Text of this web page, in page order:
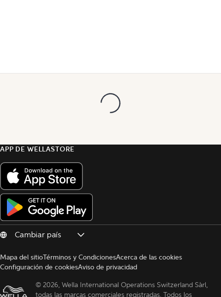
APP DE WELLASTORE
Mapa del sitioTérminos y CondicionesAcerca de las cookies
Configuración de cookiesAviso de privacidad
© 2026, Wella International Operations Switzerland Sàrl,
todas las marcas comerciales registradas. Todos los